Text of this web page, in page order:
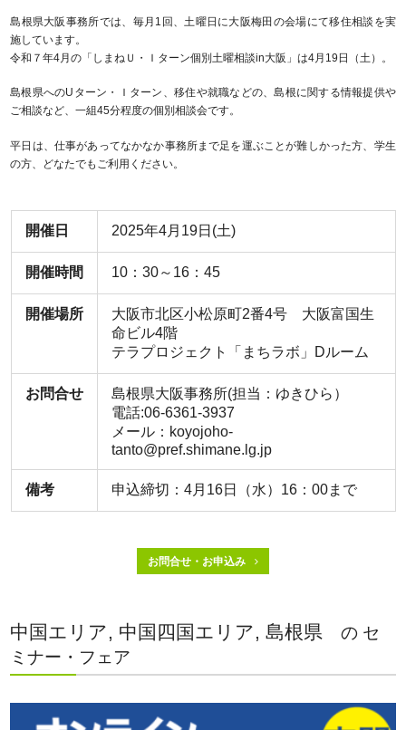
島根県大阪事務所では、毎月1回、土曜日に大阪梅田の会場にて移住相談を実
施しています。
令和７年4月の「しまねＵ・Ｉターン個別土曜相談in大阪」は4月19日（土）。
島根県へのUターン・Ｉターン、移住や就職などの、島根に関する情報提供や
ご相談など、一組45分程度の個別相談会です。
平日は、仕事があってなかなか事務所まで足を運ぶことが難しかった方、学生
の方、どなたでもご利用ください。
開催日 2025年4月19日(土)
開催時間 10：30～16：45
開催場所
大阪市北区小松原町2番4号 大阪富国生
命ビル4階
テラプロジェクト「まちラボ」Dルーム
お問合せ
島根県大阪事務所(担当：ゆきひら）
電話:06-6361-3937
メール：koyojoho-
tanto@pref.shimane.lg.jp
備考 申込締切：4月16日（水）16：00まで
お問合せ・お申込み
中国エリア, 中国四国エリア, 島根県
の セ
ミナー・フェア